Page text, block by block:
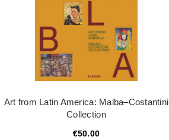
Art from Latin America: Malba–Costantini
Collection
€50.00